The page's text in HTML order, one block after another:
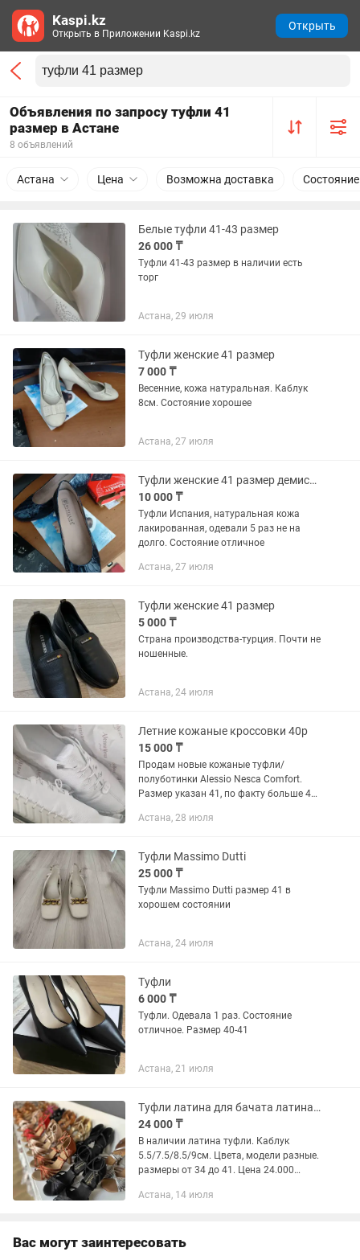
Объявления по запросу туфли 41
размер в Астане
8 объявлений
Астана Цена Возможна доставка Состояние
Белые туфли 41-43 размер
26 000 ₸
Туфли 41-43 размер в наличии есть
торг
Астана, 29 июля
Туфли женские 41 размер
7 000 ₸
Весенние, кожа натуральная. Каблук
8см. Состояние хорошее
Астана, 27 июля
Туфли женские 41 размер демисезонные
10 000 ₸
Туфли Испания, натуральная кожа
лакированная, одевали 5 раз не на
долго. Состояние отличное
Астана, 27 июля
Туфли женские 41 размер
5 000 ₸
Страна производства-турция. Почти не
ношенные.
Астана, 24 июля
Летние кожаные кроссовки 40р
15 000 ₸
Продам новые кожаные туфли/
полуботинки Alessio Nesca Comfort.
Размер указан 41, по факту больше 40
универсальный цвет Производство:
смотрятся...
Астана, 28 июля
Туфли Massimo Dutti
25 000 ₸
Туфли Massimo Dutti размер 41 в
хорошем состоянии
Астана, 24 июля
Туфли
6 000 ₸
Туфли. Одевала 1 раз. Состояние
отличное. Размер 40-41
Астана, 21 июля
Туфли латина для бачата латина танго сальса
24 000 ₸
В наличии латина туфли. Каблук
5.5/7.5/8.5/9см. Цвета, модели разные.
размеры от 34 до 41. Цена 24.000
шоу рум
Астана, 14 июля
Вас могут заинтересовать
Kaspi.kz
Открыть в Приложении Kaspi.kz
Открыть